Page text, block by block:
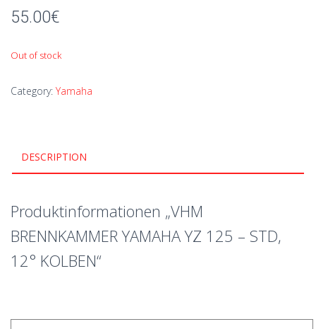
55.00€
Out of stock
Category: Yamaha
DESCRIPTION
Produktinformationen „VHM
BRENNKAMMER YAMAHA YZ 125 – STD,
12° KOLBEN“